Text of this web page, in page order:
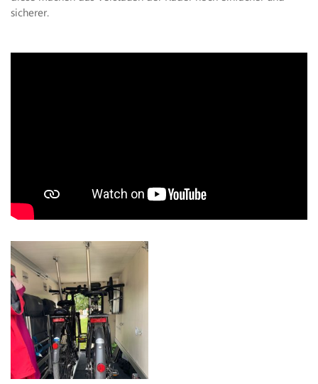
sicherer.